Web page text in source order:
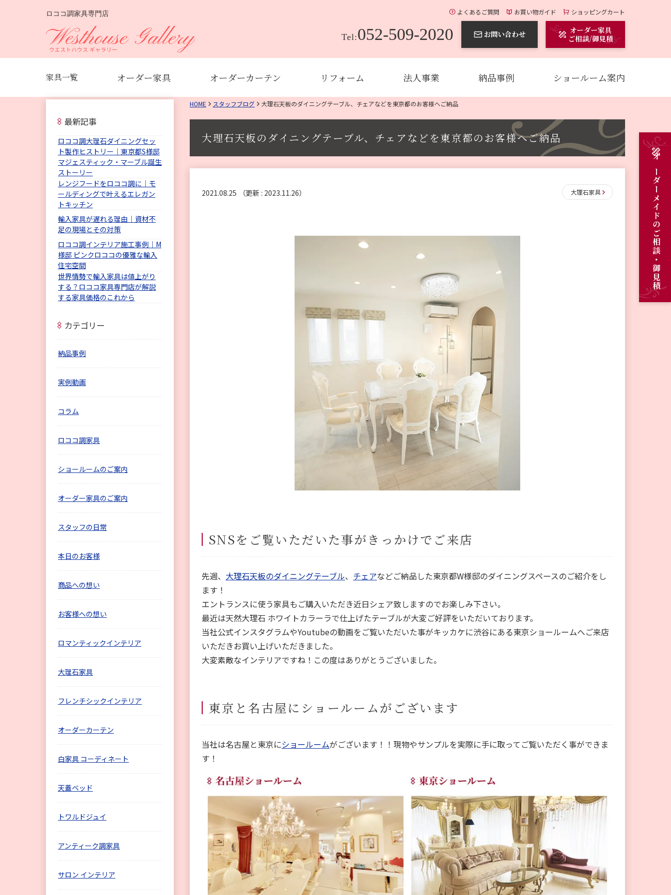
よくあるご質問 お買い物ガイド ショッピングカート
ロココ調家具専門店
Tel:052-509-2020 お問い合わせ
オーダー家具
ご相談/御見積
家具一覧 オーダー家具 オーダーカーテン リフォーム 法人事業 納品事例 ショールーム案内
オーダーメイドのご相談・御見積
HOME スタッフブログ 大理石天板のダイニングテーブル、チェアなどを東京都のお客様へご納品
大理石天板のダイニングテーブル、チェアなどを東京都のお客様へご納品
2021.08.25 （更新 : 2023.11.26） 大理石家具
SNSをご覧いただいた事がきっかけでご来店
先週、 大理石天板のダイニングテーブル、 チェアなどご納品した東京都W様邸のダイニングスペースのご紹介をし
ます！
エントランスに使う家具もご購入いただき近日シェア致しますのでお楽しみ下さい。
最近は天然大理石 ホワイトカラーラで仕上げたテーブルが大変ご好評をいただいております。
当社公式インスタグラムやYoutubeの動画をご覧いただいた事がキッカケに渋谷にある東京ショールームへご来店
いただきお買い上げいただきました。
大変素敵なインテリアですね！この度はありがとうございました。
東京と名古屋にショールームがございます
当社は名古屋と東京にショールームがございます！！現物やサンプルを実際に手に取ってご覧いただく事ができま
す！
最新記事
ロココ調大理石ダイニングセッ
ト製作ヒストリー｜東京都S様邸
マジェスティック・マーブル誕生
ストーリー
レンジフードをロココ調に｜モ
ールディングで叶えるエレガン
トキッチン
輸入家具が遅れる理由｜資材不
足の現場とその対策
ロココ調インテリア施工事例｜M
様邸 ピンクロココの優雅な輸入
住宅空間
世界情勢で輸入家具は値上がり
する？ロココ家具専門店が解説
する家具価格のこれから
カテゴリー
納品事例
実例動画
コラム
ロココ調家具
ショールームのご案内
オーダー家具のご案内
スタッフの日常
本日のお客様
商品への想い
お客様への想い
ロマンティックインテリア
大理石家具
フレンチシックインテリア
オーダーカーテン
白家具 コーディネート
天蓋ベッド
トワルドジュイ
アンティーク調家具
サロン インテリア